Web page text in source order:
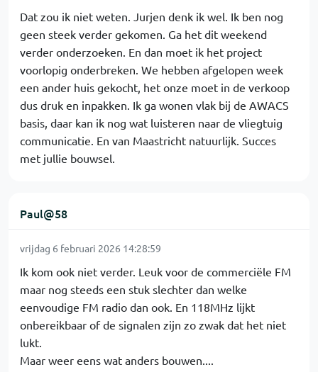
Dat zou ik niet weten. Jurjen denk ik wel. Ik ben nog
geen steek verder gekomen. Ga het dit weekend
verder onderzoeken. En dan moet ik het project
voorlopig onderbreken. We hebben afgelopen week
een ander huis gekocht, het onze moet in de verkoop
dus druk en inpakken. Ik ga wonen vlak bij de AWACS
basis, daar kan ik nog wat luisteren naar de vliegtuig
communicatie. En van Maastricht natuurlijk. Succes
met jullie bouwsel.
Paul@58
vrijdag 6 februari 2026 14:28:59
Ik kom ook niet verder. Leuk voor de commerciële FM
maar nog steeds een stuk slechter dan welke
eenvoudige FM radio dan ook. En 118MHz lijkt
onbereikbaar of de signalen zijn zo zwak dat het niet
lukt.
Maar weer eens wat anders bouwen....